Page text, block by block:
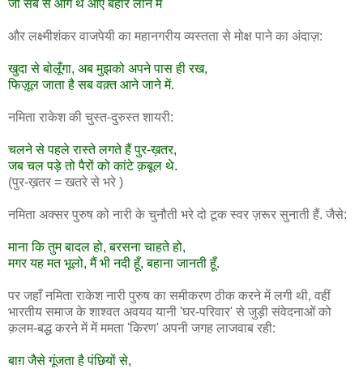
जो सब से आगे थे आए बहार लाने में
और लक्ष्मीशंकर वाजपेयी का महानगरीय व्यस्तता से मोक्ष पाने का अंदाज़:
खुदा से बोलूँगा, अब मुझको अपने पास ही रख,
फिज़ूल जाता है सब वक़्त आने जाने में.
नमिता राकेश की चुस्त-दुरुस्त शायरी:
चलने से पहले रास्ते लगते हैं पुर-ख़तर,
जब चल पड़े तो पैरों को कांटे क़बूल थे.
(पुर-ख़तर = खतरे से भरे )
नमिता अक्सर पुरुष को नारी के चुनौती भरे दो टूक स्वर ज़रूर सुनाती हैं. जैसे:
माना कि तुम बादल हो, बरसना चाहते हो,
मगर यह मत भूलो, मैं भी नदी हूँ, बहाना जानती हूँ.
पर जहाँ नमिता राकेश नारी पुरुष का समीकरण ठीक करने में लगी थी, वहीं
भारतीय समाज के शाश्वत अवयव यानी 'घर-परिवार' से जुड़ी संवेदनाओं को
क़लम-बद्ध करने में में ममता 'किरण' अपनी जगह लाजवाब रही:
बाग़ जैसे गूंजता है पंछियों से,